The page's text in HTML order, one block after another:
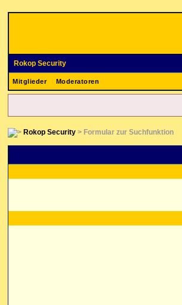
Rokop Security
Mitglieder Moderatoren
Rokop Security > Formular zur Suchfunktion